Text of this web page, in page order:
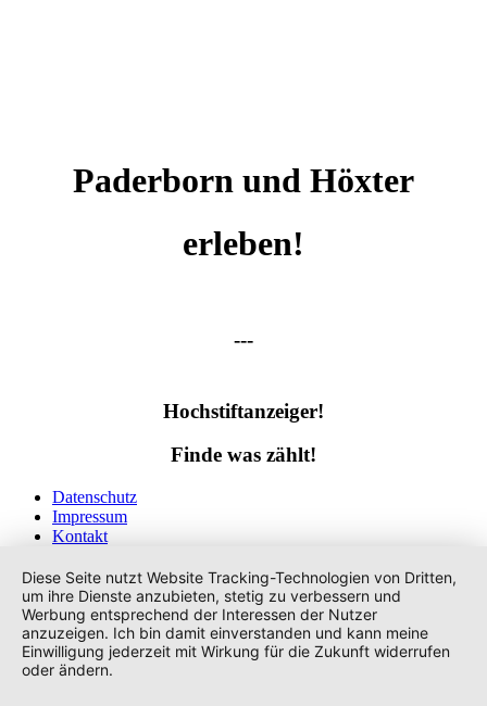
Paderborn und Höxter
erleben!
---
Hochstiftanzeiger!
Finde was zählt!
Datenschutz
Impressum
Kontakt
Diese Seite nutzt Website Tracking-Technologien von Dritten,
um ihre Dienste anzubieten, stetig zu verbessern und
Werbung entsprechend der Interessen der Nutzer
anzuzeigen. Ich bin damit einverstanden und kann meine
Einwilligung jederzeit mit Wirkung für die Zukunft widerrufen
oder ändern.